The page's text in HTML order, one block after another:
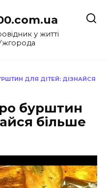
у житті
ДЛЯ ДІТЕЙ: ДІЗНАЙСЯ
бурштин
більше